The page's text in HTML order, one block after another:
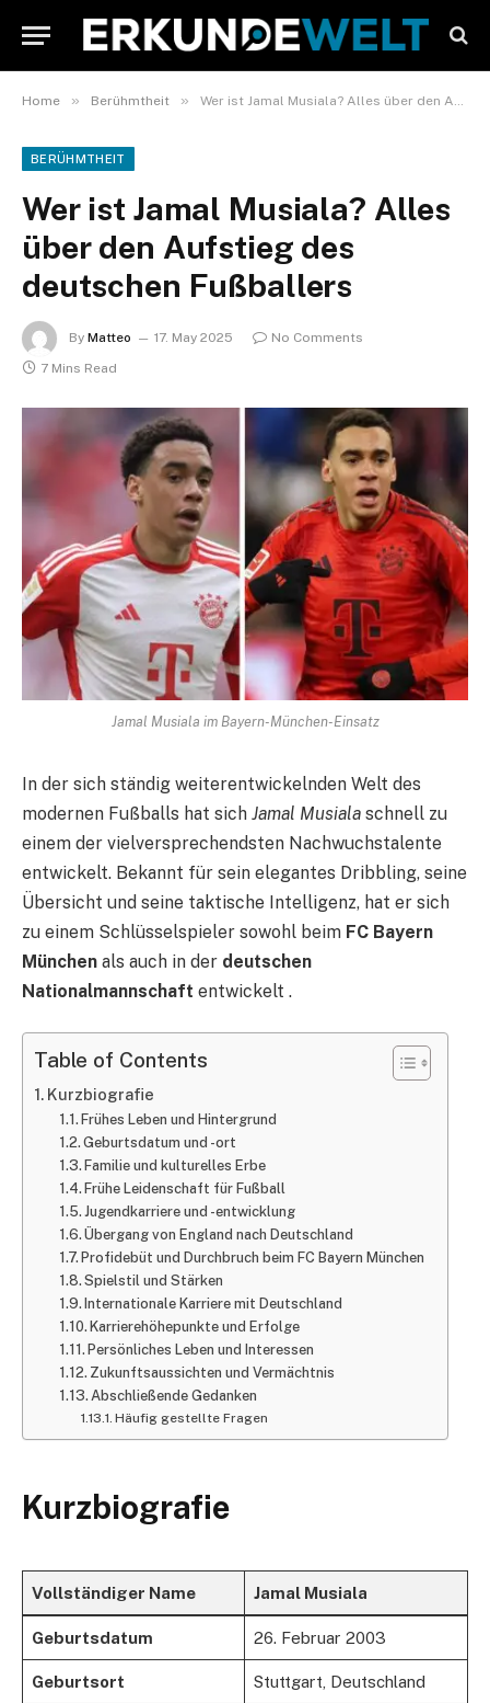
Home » Berühmtheit » Wer ist Jamal Musiala? Alles über den Aufstieg des deutschen Fußballers
BERÜHMTHEIT
Wer ist Jamal Musiala? Alles
über den Aufstieg des
deutschen Fußballers
By Matteo 17. May 2025
No Comments
7 Mins Read
Jamal Musiala im Bayern-München-Einsatz
In der sich ständig weiterentwickelnden Welt des
modernen Fußballs hat sich Jamal Musiala schnell zu
einem der vielversprechendsten Nachwuchstalente
entwickelt. Bekannt für sein elegantes Dribbling, seine
Übersicht und seine taktische Intelligenz, hat er sich
zu einem Schlüsselspieler sowohl beim FC Bayern
München als auch in der deutschen
Nationalmannschaft entwickelt .
Table of Contents
Kurzbiografie
Frühes Leben und Hintergrund
Geburtsdatum und -ort
Familie und kulturelles Erbe
Frühe Leidenschaft für Fußball
Jugendkarriere und -entwicklung
Übergang von England nach Deutschland
Profidebüt und Durchbruch beim FC Bayern München
Spielstil und Stärken
Internationale Karriere mit Deutschland
Karrierehöhepunkte und Erfolge
Persönliches Leben und Interessen
Zukunftsaussichten und Vermächtnis
Abschließende Gedanken
Häufig gestellte Fragen
Kurzbiografie
Vollständiger Name Jamal Musiala
Geburtsdatum 26. Februar 2003
Geburtsort Stuttgart, Deutschland